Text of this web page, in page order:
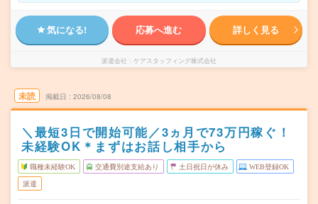
気になる! 応募へ進む 詳しく見る
派遣会社 ケアスタッフィング株式会社
未読 掲載日 2026/08/08
＼最短3日で開始可能／3ヵ月で73万円稼ぐ！
未経験OK＊まずはお話し相手から
職種未経験OK 交通費別途支給あり 土日祝日が休み WEB登録OK
派遣